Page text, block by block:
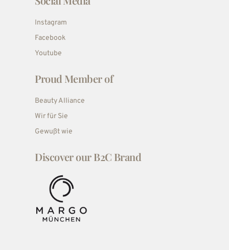
Instagram
Facebook
Youtube
Proud Member of
Beauty Alliance
Wir für Sie
Gewußt wie
Discover our B2C Brand